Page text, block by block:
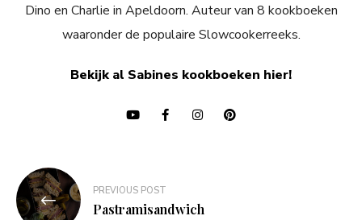
Dino en Charlie in Apeldoorn. Auteur van 8 kookboeken
waaronder de populaire Slowcookerreeks.
Bekijk al Sabines kookboeken hier!
Bericht
navigatie
PREVIOUS POST
Pastramisandwich